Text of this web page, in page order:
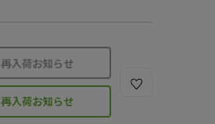
再入荷お知らせ
再入荷お知らせ